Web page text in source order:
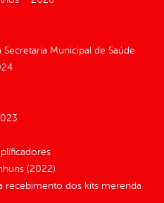
Municipal de Saúde
(2022)
recebimento dos kits merenda